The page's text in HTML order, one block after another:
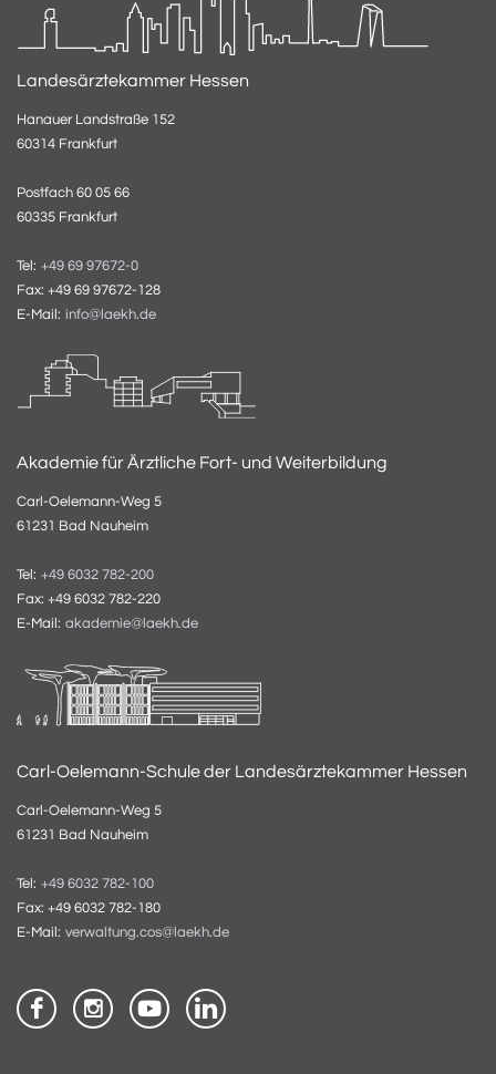
Landesärztekammer Hessen
Hanauer Landstraße 152
60314 Frankfurt
Postfach 60 05 66
60335 Frankfurt
Tel: +49 69 97672-0
Fax: +49 69 97672-128
E-Mail: info@laekh.de
Akademie für Ärztliche Fort- und Weiterbildung
Carl-Oelemann-Weg 5
61231 Bad Nauheim
Tel: +49 6032 782-200
Fax: +49 6032 782-220
E-Mail: akademie@laekh.de
Carl-Oelemann-Schule der Landesärztekammer Hessen
Carl-Oelemann-Weg 5
61231 Bad Nauheim
Tel: +49 6032 782-100
Fax: +49 6032 782-180
E-Mail: verwaltung.cos@laekh.de